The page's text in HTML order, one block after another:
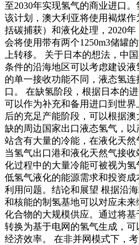
至2030年实现氢气的商业进口
该计划，澳大利亚将使用褐煤
括碳捕获）和液化处理，2020
会将使用带有两个1250m3储罐
上转移。 关于日本的想法，中
条件的沿海地区可以考虑建设
的单一接收功能不同，液态氢
口。 在缺氢阶段，根据日本的
可以作为补充和备用进口到世
后的充足产能阶段，可以根据
缺的周边国家出口液态氢气，
站含有大量的冷能，在液化天然
当氢气出口港和液化天然气接
化过程中的大量冷能可被视为
低氢气液化的能源需求和投资
利用问题。结论和展望 根据沿
和核能的制氢基地可以对应未
化合物的大规模供应。通过将
转换为基于电网的氢气生成，
经济效率。 在非并网模式下，